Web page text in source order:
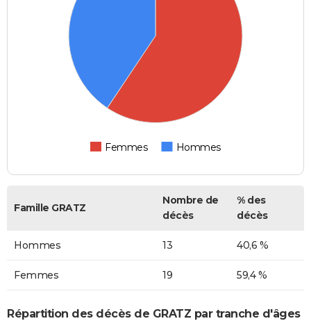
Femmes Hommes
Famille GRATZ
Nombre de
décès
% des
décès
Hommes 13 40,6 %
Femmes 19 59,4 %
Répartition des décès de GRATZ par tranche d'âges